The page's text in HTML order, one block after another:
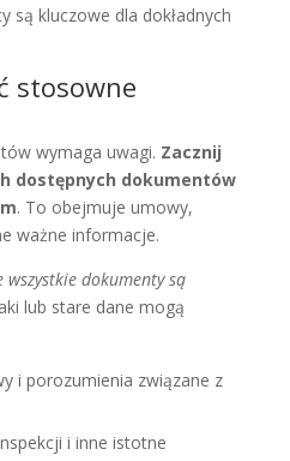
są kluczowe dla dokładnych
stosowne
wymaga uwagi. Zacznij
dostępnych dokumentów
. To obejmuje umowy,
ważne informacje.
wszystkie dokumenty są
lub stare dane mogą
i porozumienia związane z
i inne istotne